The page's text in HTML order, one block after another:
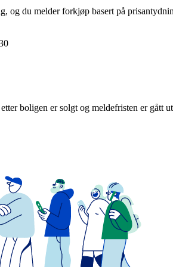
og du melder forkjøp basert på
boligen er solgt og meldefristen er gått ut